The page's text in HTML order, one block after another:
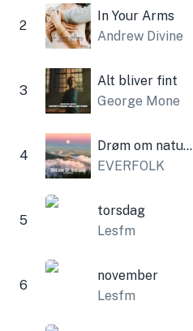
2
In Your Arms
Andrew Divine
3
Alt bliver fint
George Mone
4
Drøm om naturen
EVERFOLK
5
torsdag
Lesfm
6
november
Lesfm